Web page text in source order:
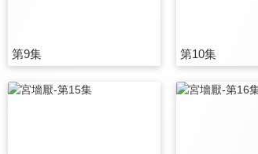
第9集 第10集